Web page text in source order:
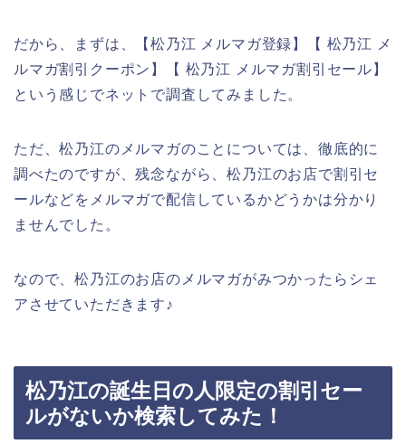
だから、まずは、【松乃江 メルマガ登録】【 松乃江 メ
ルマガ割引クーポン】【 松乃江 メルマガ割引セール】
という感じでネットで調査してみました。
ただ、松乃江のメルマガのことについては、徹底的に
調べたのですが、残念ながら、松乃江のお店で割引セ
ールなどをメルマガで配信しているかどうかは分かり
ませんでした。
なので、松乃江のお店のメルマガがみつかったらシェ
アさせていただきます♪
松乃江の誕生日の人限定の割引セー
ルがないか検索してみた！